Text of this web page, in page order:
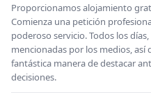
Proporcionamos alojamiento
Comienza una petición
poderoso servicio. Todos los
mencionadas por los medios, así
fantástica manera de destacar
decisiones.